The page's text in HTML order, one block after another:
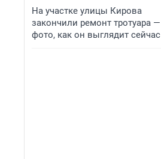
На участке улицы Кирова
закончили ремонт тротуара —
фото, как он выглядит сейчас